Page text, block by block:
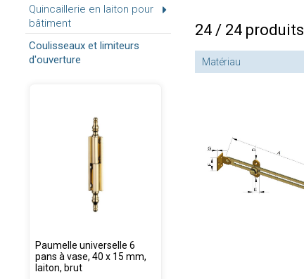
Quincaillerie en laiton pour
bâtiment
Coulisseaux et limiteurs
d'ouverture
Paumelle universelle 6
pans à vase, 40 x 15 mm,
laiton, brut
24 / 24 produits
Matériau